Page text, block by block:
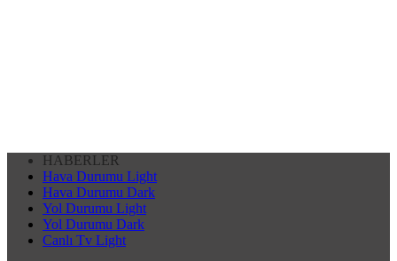
HABERLER
Hava Durumu Light
Hava Durumu Dark
Yol Durumu Light
Yol Durumu Dark
Canlı Tv Light